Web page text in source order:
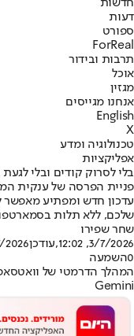
חדשות
דעות
ספורט
ForReal
תרבות ובידור
אוכל
מגזין
אנחנו מגייסים
English
X
טכנולוגיה ומדע
אפליקציות
בלי לסרוק קודים ובלי
פניית הפרסה של ענקית
עדכון חדש ומפתיע
שלכם, ללא תלות
שחר שפירו
3/7/2026, 12:02
,עודכן12:02
0השמעה
המהלך הדרמטי של
Gemini